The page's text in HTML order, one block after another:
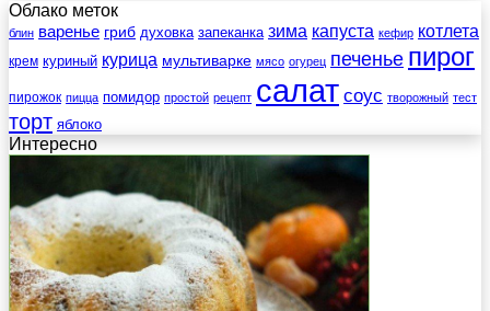
Облако меток
блин варенье гриб духовка запеканка зима капуста кефир котлета
крем куриный курица мультиварке мясо огурец печенье пирог
пирожок пицца помидор простой рецепт салат соус творожный тест
торт яблоко
Интересно